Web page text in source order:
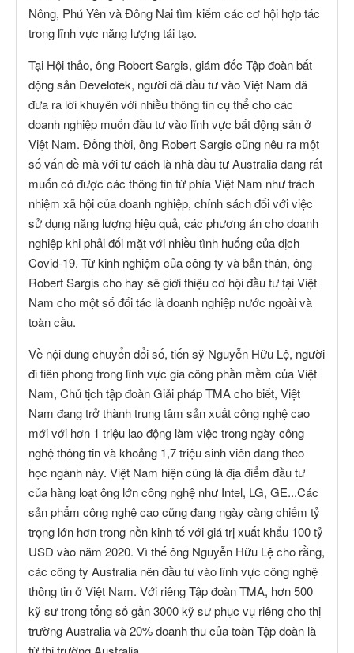
Nông, Phú Yên và Đông Nai tìm kiếm các cơ hội hợp tác
trong lĩnh vực năng lượng tái tạo.
Tại Hội thảo, ông Robert Sargis, giám đốc Tập đoàn bất
động sản Develotek, người đã đầu tư vào Việt Nam đã
đưa ra lời khuyên với nhiều thông tin cụ thể cho các
doanh nghiệp muốn đầu tư vào lĩnh vực bất động sản ở
Việt Nam. Đồng thời, ông Robert Sargis cũng nêu ra một
số vấn đề mà với tư cách là nhà đầu tư Australia đang rất
muốn có được các thông tin từ phía Việt Nam như trách
nhiệm xã hội của doanh nghiệp, chính sách đối với việc
sử dụng năng lượng hiệu quả, các phương án cho doanh
nghiệp khi phải đối mặt với nhiều tình huống của dịch
Covid-19. Từ kinh nghiệm của công ty và bản thân, ông
Robert Sargis cho hay sẽ giới thiệu cơ hội đầu tư tại Việt
Nam cho một số đối tác là doanh nghiệp nước ngoài và
toàn cầu.
Về nội dung chuyển đổi số, tiến sỹ Nguyễn Hữu Lệ, người
đi tiên phong trong lĩnh vực gia công phần mềm của Việt
Nam, Chủ tịch tập đoàn Giải pháp TMA cho biết, Việt
Nam đang trở thành trung tâm sản xuất công nghệ cao
mới với hơn 1 triệu lao động làm việc trong ngày công
nghệ thông tin và khoảng 1,7 triệu sinh viên đang theo
học ngành này. Việt Nam hiện cũng là địa điểm đầu tư
của hàng loạt ông lớn công nghệ như Intel, LG, GE...Các
sản phẩm công nghệ cao cũng đang ngày càng chiếm tỷ
trọng lớn hơn trong nền kinh tế với giá trị xuất khẩu 100 tỷ
USD vào năm 2020. Vì thế ông Nguyễn Hữu Lệ cho rằng,
các công ty Australia nên đầu tư vào lĩnh vực công nghệ
thông tin ở Việt Nam. Với riêng Tập đoàn TMA, hơn 500
kỹ sư trong tổng số gần 3000 kỹ sư phục vụ riêng cho thị
trường Australia và 20% doanh thu của toàn Tập đoàn là